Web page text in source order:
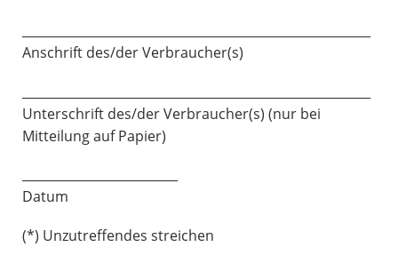
Anschrift des/der Verbraucher(s)
Unterschrift des/der Verbraucher(s) (nur bei
Mitteilung auf Papier)
Datum
(*) Unzutreffendes streichen